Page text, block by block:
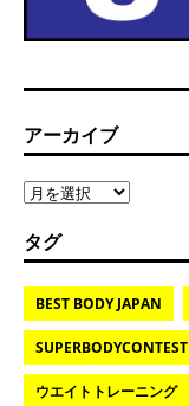
アーカイブ
タグ
BEST BODY JAPAN
SUPERBODYCONTEST
ウエイトトレーニング